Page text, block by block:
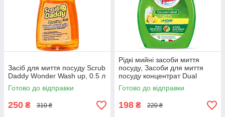
Засіб для миття посуду Scrub
Daddy Wonder Wash up, 0.5 л
Готово до відправки
250 ₴ 310 ₴
Рідкі мийні засоби миття
посуду, Засоби для миття
посуду концентрат Dual
power LEMON 1л
Готово до відправки
198 ₴ 220 ₴